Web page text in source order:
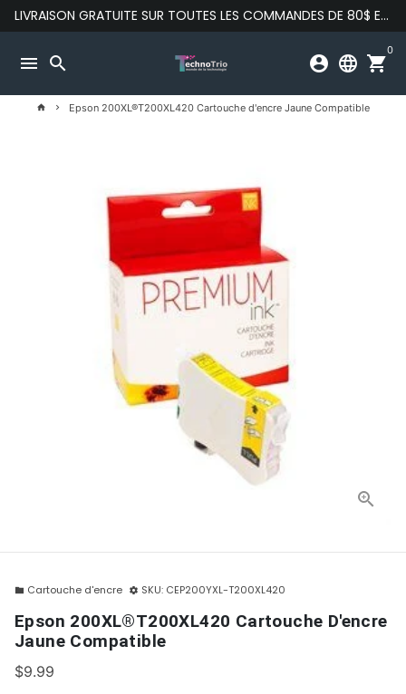
Passer
au
LIVRAISON GRATUITE SUR TOUTES LES COMMANDES DE 80$ ET PLUS
menu search account_circle language shopping_cart
0
home keyboard_arrow_right Epson 200XL®T200XL420 Cartouche d'encre Jaune Compatible
folder Cartouche d'encre settings SKU: CEP200YXL-T200XL420
Epson 200XL®T200XL420 Cartouche D'encre
Jaune Compatible
$9.99